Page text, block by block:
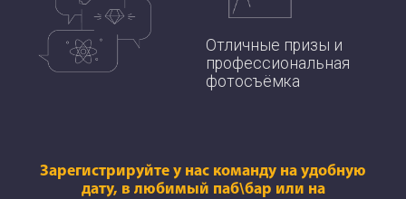
Отличные призы и
профессиональная
фотосъёмка
Зарегистрируйте у нас команду на удобную
дату, в любимый паб\бар или на